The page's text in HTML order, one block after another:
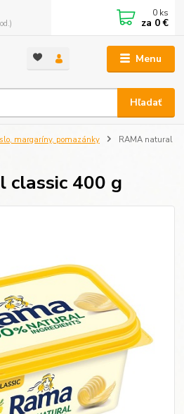
Menu
Hľadať
0 ks
za 0 €
margaríny, pomazánky
RAMA natural
classic 400 g